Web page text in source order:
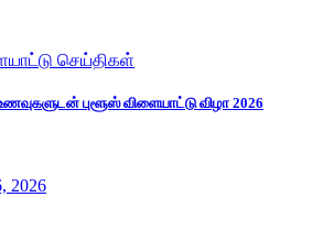
செய்திகள்
புளூஸ் விளையாட்டு விழா 2026
2026